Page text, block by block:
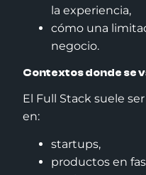
la experiencia,
cómo una
negocio.
Contextos donde se
El Full Stack suele
en:
startups,
productos en